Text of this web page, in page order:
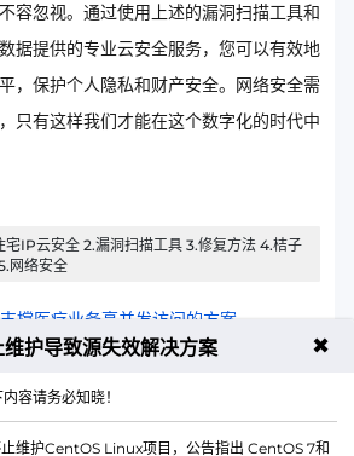
容忽视。通过使用上述的漏洞扫描工具和
据提供的专业云安全服务，您可以有效地
，保护个人隐私和财产安全。网络安全需
只有这样我们才能在这个数字化的时代中
宅IP云安全 2.漏洞扫描工具 3.修复方法 4.桔子
网络安全
撑医疗业务高并发访问的方案
护导致源失效解决方案 ✖
容请务必知晓！
维护CentOS Linux项目，公告指出 CentOS 7和